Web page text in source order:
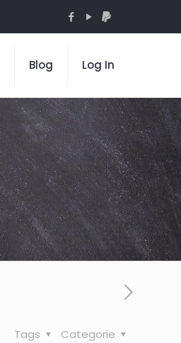
Blog Log In
Categorie
Tags